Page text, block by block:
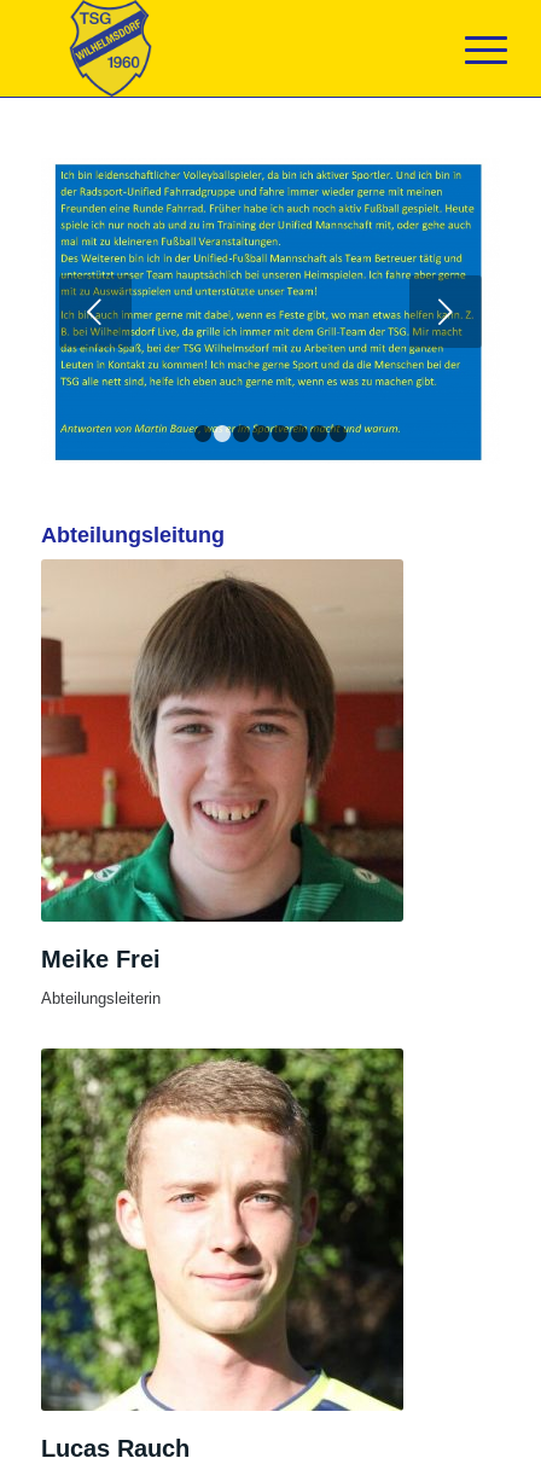
Weiter
1 2
Abteilungsleitung
Meike Frei
Abteilungsleiterin
Lucas Rauch